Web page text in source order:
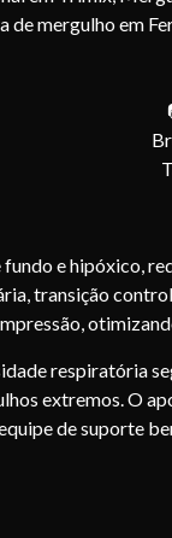
mergulho em
e hipóxico,
transição
respiratória
extremos. O
de suporte